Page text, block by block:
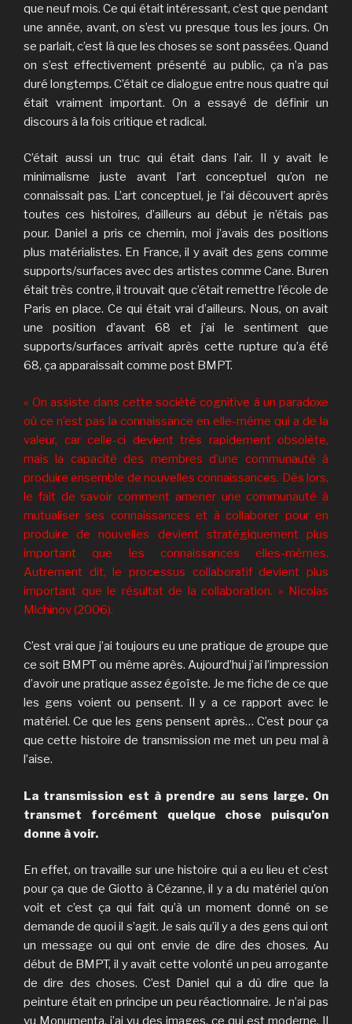
que neuf mois. Ce qui était intéressant, c’est que pendant
une année, avant, on s’est vu presque tous les jours. On
se parlait, c’est là que les choses se sont passées. Quand
on s’est effectivement présenté au public, ça n’a pas
duré longtemps. C’était ce dialogue entre nous quatre qui
était vraiment important. On a essayé de définir un
discours à la fois critique et radical.
C’était aussi un truc qui était dans l’air. Il y avait le
minimalisme juste avant l’art conceptuel qu’on ne
connaissait pas. L’art conceptuel, je l’ai découvert après
toutes ces histoires, d’ailleurs au début je n’étais pas
pour. Daniel a pris ce chemin, moi j’avais des positions
plus matérialistes. En France, il y avait des gens comme
supports/surfaces avec des artistes comme Cane. Buren
était très contre, il trouvait que c’était remettre l’école de
Paris en place. Ce qui était vrai d’ailleurs. Nous, on avait
une position d’avant 68 et j’ai le sentiment que
supports/surfaces arrivait après cette rupture qu’a été
68, ça apparaissait comme post BMPT.
« On assiste dans cette société cognitive à un paradoxe
où ce n’est pas la connaissance en elle-même qui a de la
valeur, car celle-ci devient très rapidement obsolète,
mais la capacité des membres d’une communauté à
produire ensemble de nouvelles connaissances. Dès lors,
le fait de savoir comment amener une communauté à
mutualiser ses connaissances et à collaborer pour en
produire de nouvelles devient stratégiquement plus
important que les connaissances elles-mêmes.
Autrement dit, le processus collaboratif devient plus
important que le résultat de la collaboration. » Nicolas
Michinov (2006).
C’est vrai que j’ai toujours eu une pratique de groupe que
ce soit BMPT ou même après. Aujourd’hui j’ai l’impression
d’avoir une pratique assez égoïste. Je me fiche de ce que
les gens voient ou pensent. Il y a ce rapport avec le
matériel. Ce que les gens pensent après… C’est pour ça
que cette histoire de transmission me met un peu mal à
l’aise.
La transmission est à prendre au sens large. On
transmet forcément quelque chose puisqu’on
donne à voir.
En effet, on travaille sur une histoire qui a eu lieu et c’est
pour ça que de Giotto à Cézanne, il y a du matériel qu’on
voit et c’est ça qui fait qu’à un moment donné on se
demande de quoi il s’agit. Je sais qu’il y a des gens qui ont
un message ou qui ont envie de dire des choses. Au
début de BMPT, il y avait cette volonté un peu arrogante
de dire des choses. C’est Daniel qui a dû dire que la
peinture était en principe un peu réactionnaire. Je n’ai pas
vu Monumenta, j’ai vu des images, ce qui est moderne. Il